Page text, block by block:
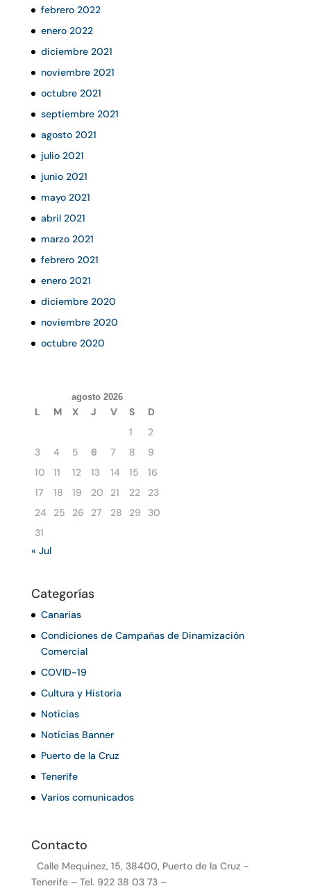
febrero 2022
enero 2022
diciembre 2021
noviembre 2021
octubre 2021
septiembre 2021
agosto 2021
julio 2021
junio 2021
mayo 2021
abril 2021
marzo 2021
febrero 2021
enero 2021
diciembre 2020
noviembre 2020
octubre 2020
agosto 2026
L M X J V S
D
1
2
3
4 5 6 7 8
9
10
11 12 13 14 15
16
17
18 19 20 21 22
23
24
25 26 27 28 29
30
31
« Jul
Categorías
Canarias
Condiciones de Campañas de Dinamización
Comercial
COVID-19
Cultura y Historia
Noticias
Noticias Banner
Puerto de la Cruz
Tenerife
Varios comunicados
Contacto
Calle Mequinez, 15, 38400, Puerto de la Cruz -
Tenerife – Tel. 922 38 03 73 –